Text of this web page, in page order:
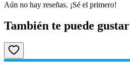
Aún no hay reseñas. ¡Sé el primero!
También te puede gustar